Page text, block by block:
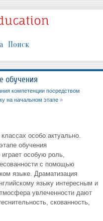
Поиск
обучения
компетенции посредством
на начальном этапе »
особо актуально.
обучения
особую роль,
с помощью
языке. Драматизация
языку интересным и
увлеченности дают
скованность,